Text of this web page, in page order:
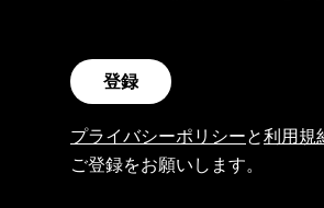
登録
プライバシーポリシーと利用規
ご登録をお願いします。